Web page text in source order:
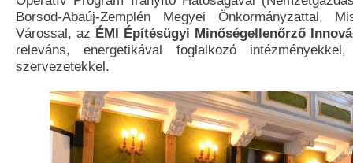
Borsod-Abaúj-Zemplén Megyei Önkormányzattal,
Várossal, az ÉMI Építésügyi Minőségellenőrző
releváns, energetikával foglalkozó
szervezetekkel.